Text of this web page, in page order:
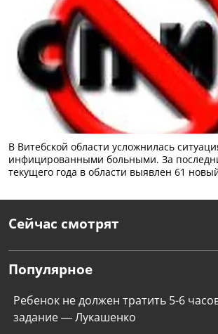
В Витебской области усложнилась
инфицированными больными. За
текущего года в области выявлен 61
Сейчас смотрят
Популярное
Ребенок не должен тратить 5-6
задание — Лукашенко